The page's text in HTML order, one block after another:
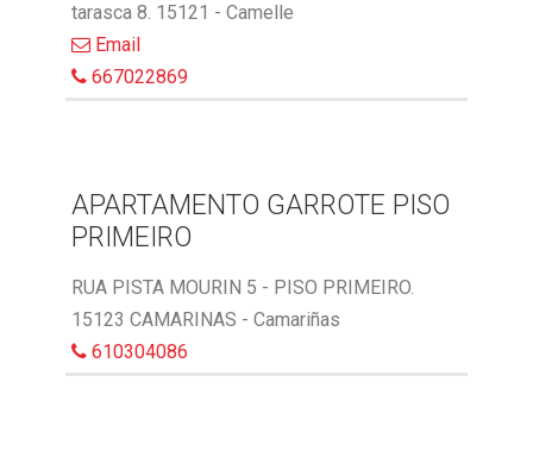
tarasca 8. 15121 - Camelle
Email
667022869
APARTAMENTO GARROTE PISO
PRIMEIRO
RUA PISTA MOURIN 5 - PISO PRIMEIRO.
15123 CAMARINAS - Camariñas
610304086